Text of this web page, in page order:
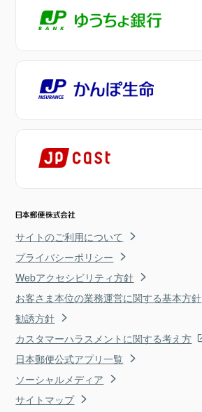
サイトのご利用について
プライバシーポリシー
Webアクセシビリティ方針
お客さま本位の業務運営に関する基本方針
勧誘方針
カスタマーハラスメントに関する考え方
日本郵便公式アプリ一覧
ソーシャルメディア
サイトマップ